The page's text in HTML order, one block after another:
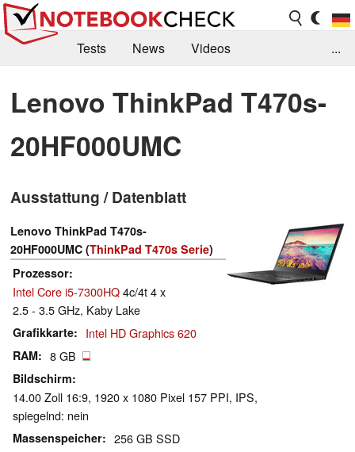
Tests News
Videos
Kaufberatung
Deals Suche
Jobs
Forum
...
Lenovo ThinkPad T470s-
20HF000UMC
Ausstattung / Datenblatt
Lenovo ThinkPad T470s-
20HF000UMC (ThinkPad T470s Serie)
Prozessor
Intel Core i5-7300HQ4c/4t 4 x
2.5 - 3.5 GHz, Kaby Lake
Grafikkarte Intel HD Graphics 620
RAM 8 GB
Bildschirm
14.00 Zoll 16:9, 1920 x 1080 Pixel 157 PPI, IPS,
spiegelnd: nein
Massenspeicher 256 GB SSD